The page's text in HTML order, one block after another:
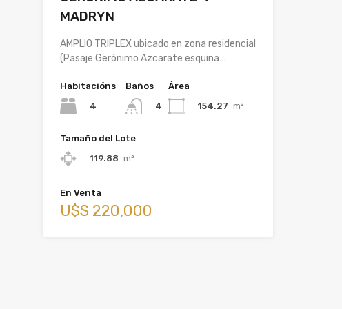
MADRYN
AMPLIO TRIPLEX ubicado en zona residencial
(Pasaje Gerónimo Azcarate esquina…
Habitacións
4
Baños
4
Área
154.27 m²
Tamaño del Lote
119.88 m²
En Venta
U$S 220,000